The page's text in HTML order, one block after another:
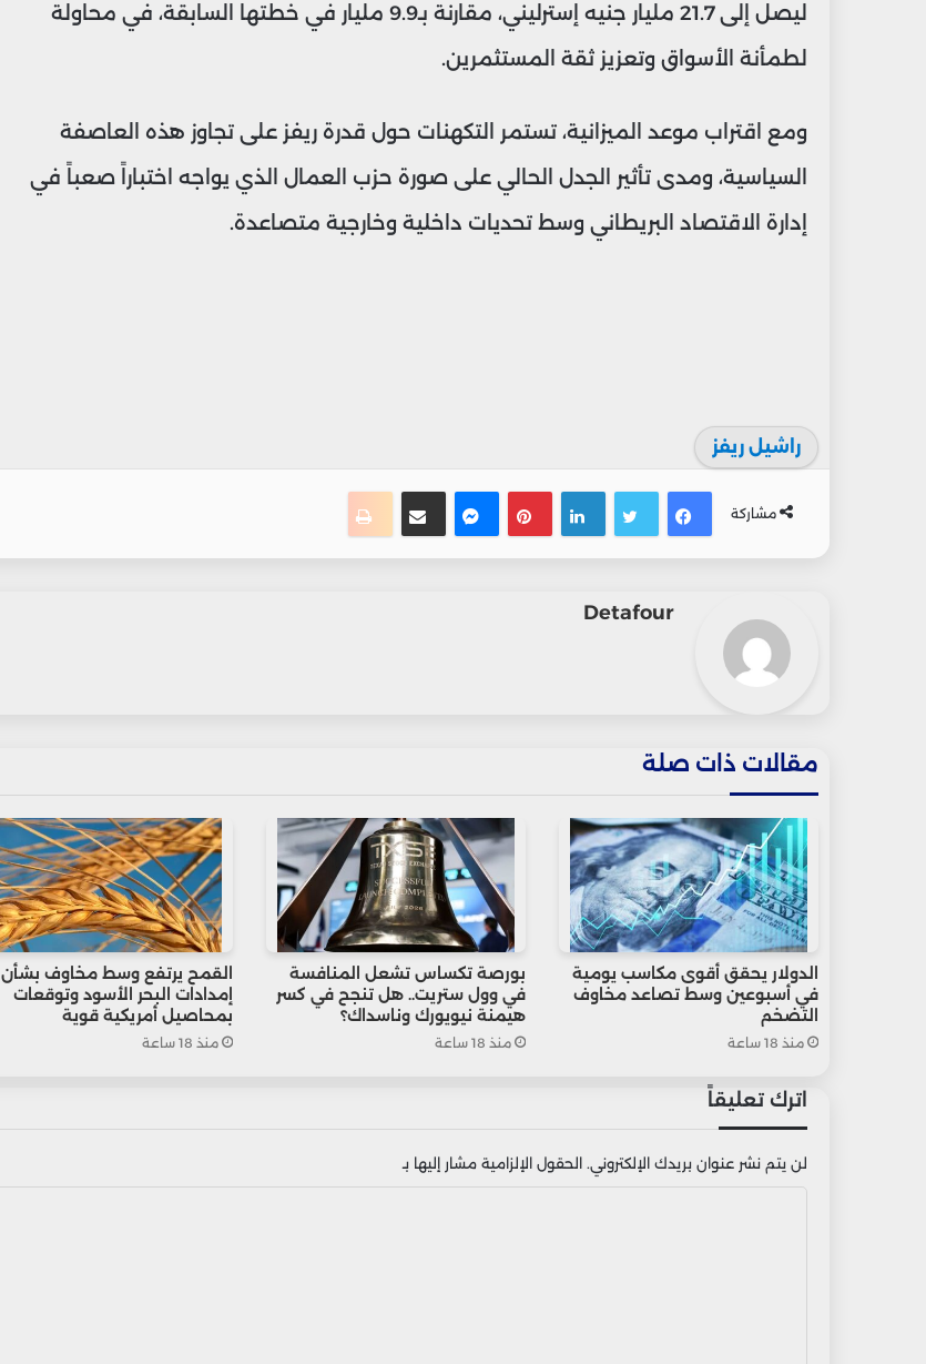
ليصل إلى 21.7 مليار جنيه إسترليني، مقارنة بـ9.9 مليار في خطتها السابقة، في محاولة
لطمأنة الأسواق وتعزيز ثقة المستثمرين.
ومع اقتراب موعد الميزانية، تستمر التكهنات حول قدرة ريفز على تجاوز هذه العاصفة
السياسية، ومدى تأثير الجدل الحالي على صورة حزب العمال الذي يواجه اختباراً صعباً في
إدارة الاقتصاد البريطاني وسط تحديات داخلية وخارجية متصاعدة.
راشيل ريفز
مشاركة
فيسبوك
تويتر لينكدإنبينتيريست
ماسنجرمشاركة عبر البريدطباعة
Detafour
مقالات ذات صلة
الدولار يحقق أقوى مكاسب يومية
في أسبوعين وسط تصاعد مخاوف
التضخم
منذ 18 ساعة
بورصة تكساس تشعل المنافسة
في وول ستريت.. هل تنجح في كسر
هيمنة نيويورك وناسداك؟
منذ 18 ساعة
القمح يرتفع وسط مخاوف بشأن
إمدادات البحر الأسود وتوقعات
بمحاصيل أمريكية قوية
منذ 18 ساعة
اترك تعليقاً
لن يتم نشر عنوان بريدك الإلكتروني. الحقول الإلزامية مشار إليها بـ